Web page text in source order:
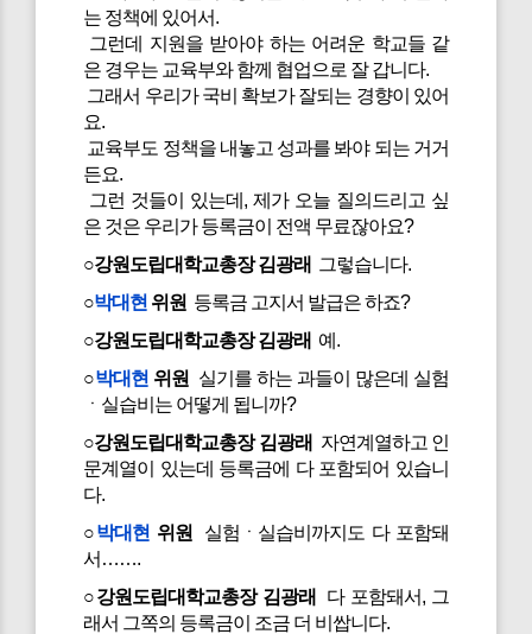
는 정책에 있어서.
그런데 지원을 받아야 하는 어려운 학교들 같
은 경우는 교육부와 함께 협업으로 잘 갑니다.
그래서 우리가 국비 확보가 잘되는 경향이 있어
요.
교육부도 정책을 내놓고 성과를 봐야 되는 거거
든요.
그런 것들이 있는데, 제가 오늘 질의드리고 싶
은 것은 우리가 등록금이 전액 무료잖아요?
○강원도립대학교총장 김광래 그렇습니다.
○박대현 위원 등록금 고지서 발급은 하죠?
○강원도립대학교총장 김광래 예.
○박대현 위원
실기를 하는 과들이 많은데 실험
ㆍ실습비는 어떻게 됩니까?
○강원도립대학교총장 김광래 자연계열하고 인
문계열이 있는데 등록금에 다 포함되어 있습니
다.
○박대현 위원 실험ㆍ실습비까지도 다 포함돼
서…….
○강원도립대학교총장 김광래 다 포함돼서, 그
래서 그쪽의 등록금이 조금 더 비쌉니다.